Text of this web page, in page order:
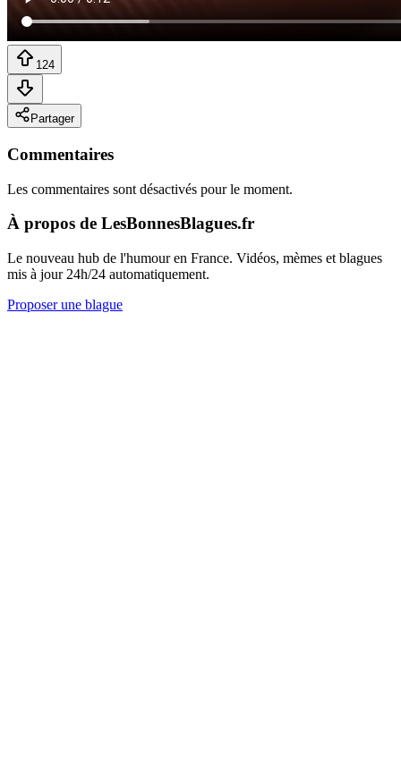
124
Partager
Commentaires
Les commentaires sont désactivés pour le moment.
À propos de LesBonnesBlagues.fr
Le nouveau hub de l'humour en France. Vidéos, mèmes et blagues
mis à jour 24h/24 automatiquement.
Proposer une blague